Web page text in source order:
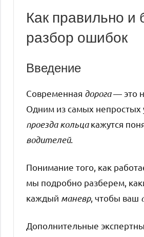
Как правильно и
разбор ошибок
Введение
Современная дорога— это
Одним из самых непростых
проезда кольцакажутся
водителей.
Понимание того, как
мы подробно разберем,
каждый маневр, чтобы ваш
Дополнительные